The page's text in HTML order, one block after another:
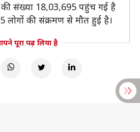
संख्या 18,03,695 पहुंच गई है
की संक्रमण से मौत हुई है।
पूरा पढ़ लिया है